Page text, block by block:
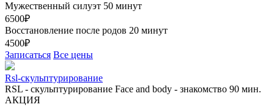
Мужественный силуэт 50 минут
6500₽
Восстановление после родов 20 минут
4500₽
Записаться Все цены
Rsl-скульптурирование
RSL - скульптурирование Face and body - знакомство 90 мин.
АКЦИЯ